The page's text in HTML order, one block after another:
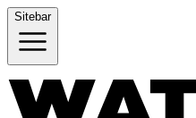
Sitebar